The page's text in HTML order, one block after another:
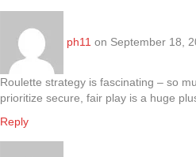
ph11 on September 18,
Roulette strategy is fascinating – so
prioritize secure, fair play is a huge
Reply